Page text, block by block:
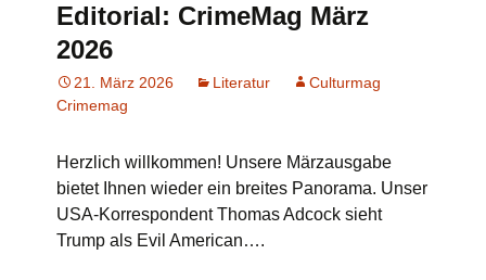
Editorial: CrimeMag März
2026
21. März 2026 Literatur
Culturmag
Crimemag
Herzlich willkommen! Unsere Märzausgabe
bietet Ihnen wieder ein breites Panorama. Unser
USA-Korrespondent Thomas Adcock sieht
Trump als Evil American….